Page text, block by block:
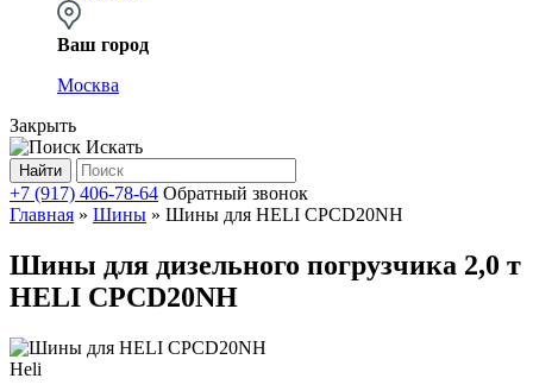
Ваш город
Москва
Закрыть
Искать
Найти
+7 (917) 406-78-64 Обратный звонок
Главная » Шины » Шины для HELI CPCD20NH
Шины для дизельного погрузчика 2,0 т
HELI CPCD20NH
Heli